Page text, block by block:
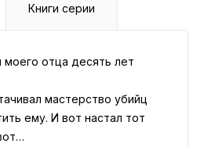
Книги серии
моего отца десять лет
мастерство убийц
ему. И вот настал тот